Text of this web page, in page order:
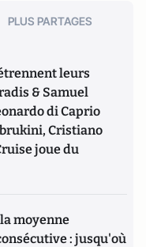
PLUS PARTAGES
leurs
& Samuel
di Caprio
Cristiano
joue du
moyenne
: jusqu'où